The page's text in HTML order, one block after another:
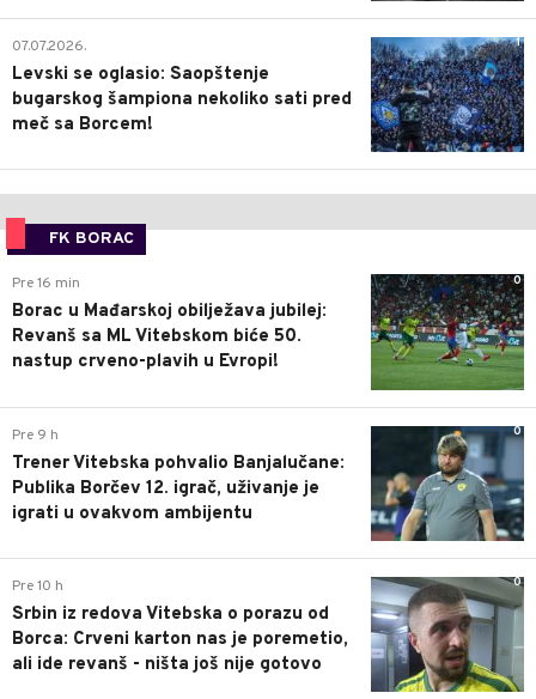
1
07.07.2026.
Levski se oglasio: Saopštenje
bugarskog šampiona nekoliko sati pred
meč sa Borcem!
FK BORAC
0
Pre 16 min
Borac u Mađarskoj obilježava jubilej:
Revanš sa ML Vitebskom biće 50.
nastup crveno-plavih u Evropi!
0
Pre 9 h
Trener Vitebska pohvalio Banjalučane:
Publika Borčev 12. igrač, uživanje je
igrati u ovakvom ambijentu
0
Pre 10 h
Srbin iz redova Vitebska o porazu od
Borca: Crveni karton nas je poremetio,
ali ide revanš - ništa još nije gotovo